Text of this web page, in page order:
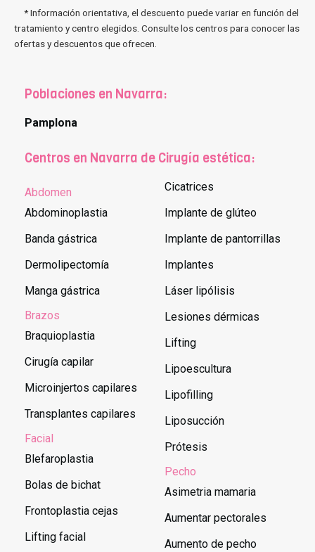
* Información orientativa, el descuento puede variar en función del
tratamiento y centro elegidos. Consulte los centros para conocer las
ofertas y descuentos que ofrecen.
Poblaciones en Navarra:
Pamplona
Centros en Navarra de Cirugía estética:
Abdomen
Abdominoplastia
Banda gástrica
Dermolipectomía
Manga gástrica
Brazos
Braquioplastia
Cirugía capilar
Microinjertos capilares
Transplantes capilares
Facial
Blefaroplastia
Bolas de bichat
Frontoplastia cejas
Lifting facial
Cicatrices
Implante de glúteo
Implante de pantorrillas
Implantes
Láser lipólisis
Lesiones dérmicas
Lifting
Lipoescultura
Lipofilling
Liposucción
Prótesis
Pecho
Asimetria mamaria
Aumentar pectorales
Aumento de pecho